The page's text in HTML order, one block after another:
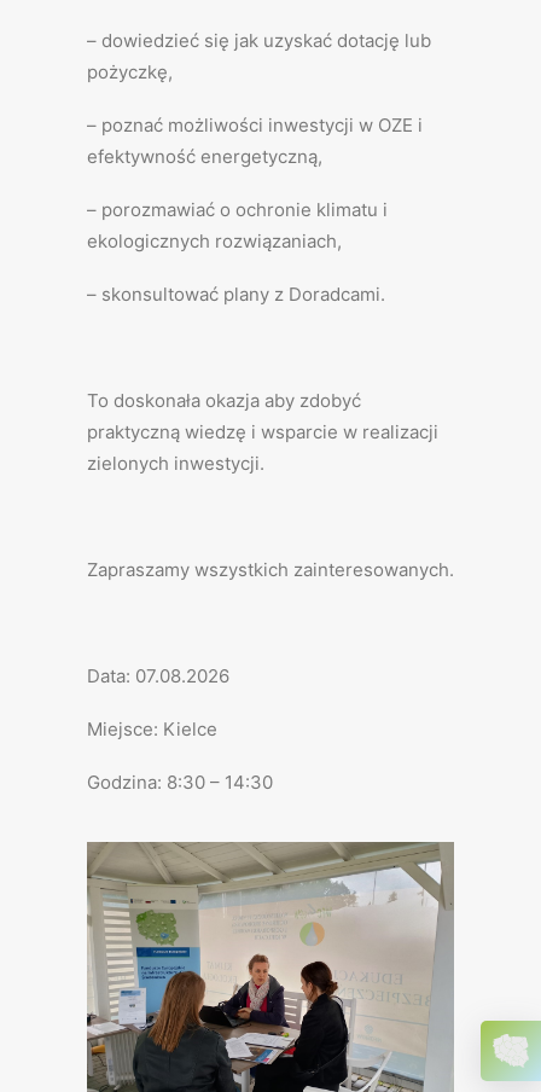
– dowiedzieć się jak uzyskać dotację lub
pożyczkę,
– poznać możliwości inwestycji w OZE i
efektywność energetyczną,
– porozmawiać o ochronie klimatu i
ekologicznych rozwiązaniach,
– skonsultować plany z Doradcami.
To doskonała okazja aby zdobyć
praktyczną wiedzę i wsparcie w realizacji
zielonych inwestycji.
Zapraszamy wszystkich zainteresowanych.
Data: 07.08.2026
Miejsce: Kielce
Godzina: 8:30 – 14:30